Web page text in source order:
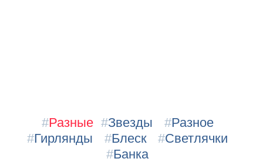
#Разные #Звезды #Разное
#Гирлянды #Блеск #Светлячки
#Банка